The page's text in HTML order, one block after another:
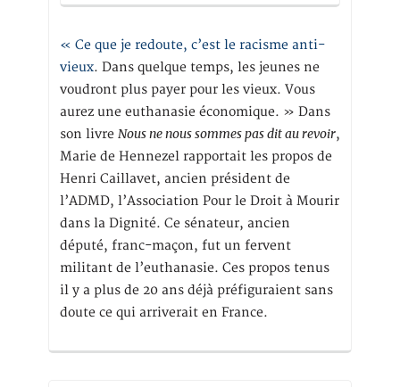
« Ce que je redoute, c’est le racisme anti-
vieux. Dans quelque temps, les jeunes ne
voudront plus payer pour les vieux. Vous
aurez une euthanasie économique. » Dans
son livre Nous ne nous sommes pas dit au revoir,
Marie de Hennezel rapportait les propos de
Henri Caillavet, ancien président de
l’ADMD, l’Association Pour le Droit à Mourir
dans la Dignité. Ce sénateur, ancien
député, franc-maçon, fut un fervent
militant de l’euthanasie. Ces propos tenus
il y a plus de 20 ans déjà préfiguraient sans
doute ce qui arriverait en France.